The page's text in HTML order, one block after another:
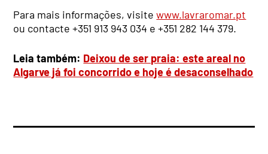
Para mais informações, visitewww.lavraromar.pt
ou contacte +351 913 943 034 e +351 282 144 379.
Leia também: Deixou de ser praia: este areal no
Algarve já foi concorrido e hoje é desaconselhado